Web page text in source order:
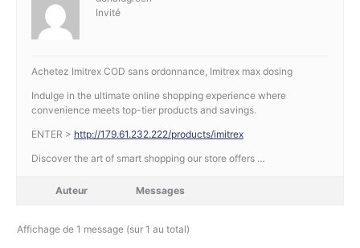
Invité
Achetez Imitrex COD sans ordonnance, Imitrex max dosing
Indulge in the ultimate online shopping experience where
convenience meets top-tier products and savings.
ENTER > http://179.61.232.222/products/imitrex
Discover the art of smart shopping our store offers …
Auteur Messages
Affichage de 1 message (sur 1 au total)